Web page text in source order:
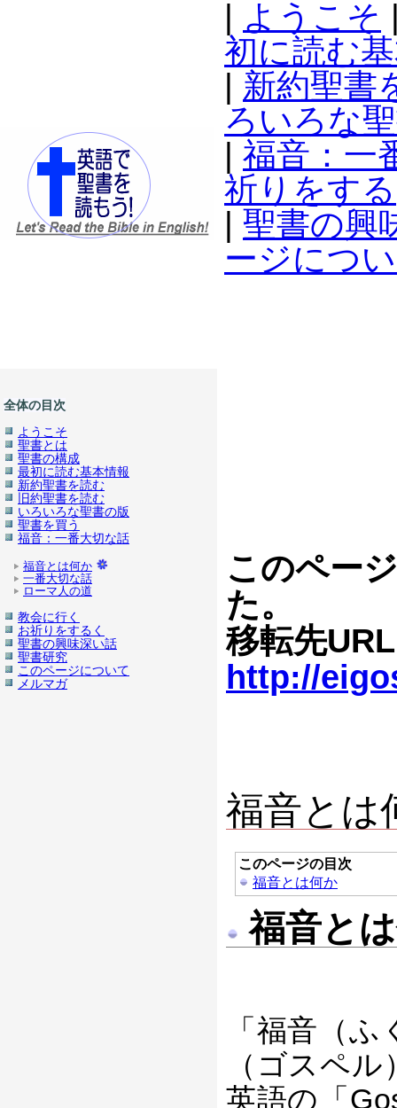
ようこそ
初に読む
新約聖書
ろいろな
福音：一
祈りをする
聖書の興
ージにつ
全体の目次
ようこそ
聖書とは
聖書の構成
最初に読む基本情報
新約聖書を読む
旧約聖書を読む
いろいろな聖書の版
聖書を買う
福音：一番大切な話
福音とは何か
一番大切な話
ローマ人の道
教会に行く
お祈りをするく
聖書の興味深い話
聖書研究
このページについて
メルマガ
このペー
た。
移転先
http://
福音とは
このページの目次
福音とは何か
福音と
「福音（
（ゴスペ
英語の「